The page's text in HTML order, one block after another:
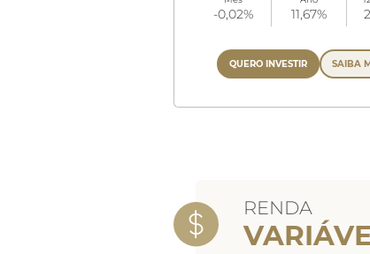
-0,02% 11,67%
QUERO INVESTIR SAIBA
RENDA